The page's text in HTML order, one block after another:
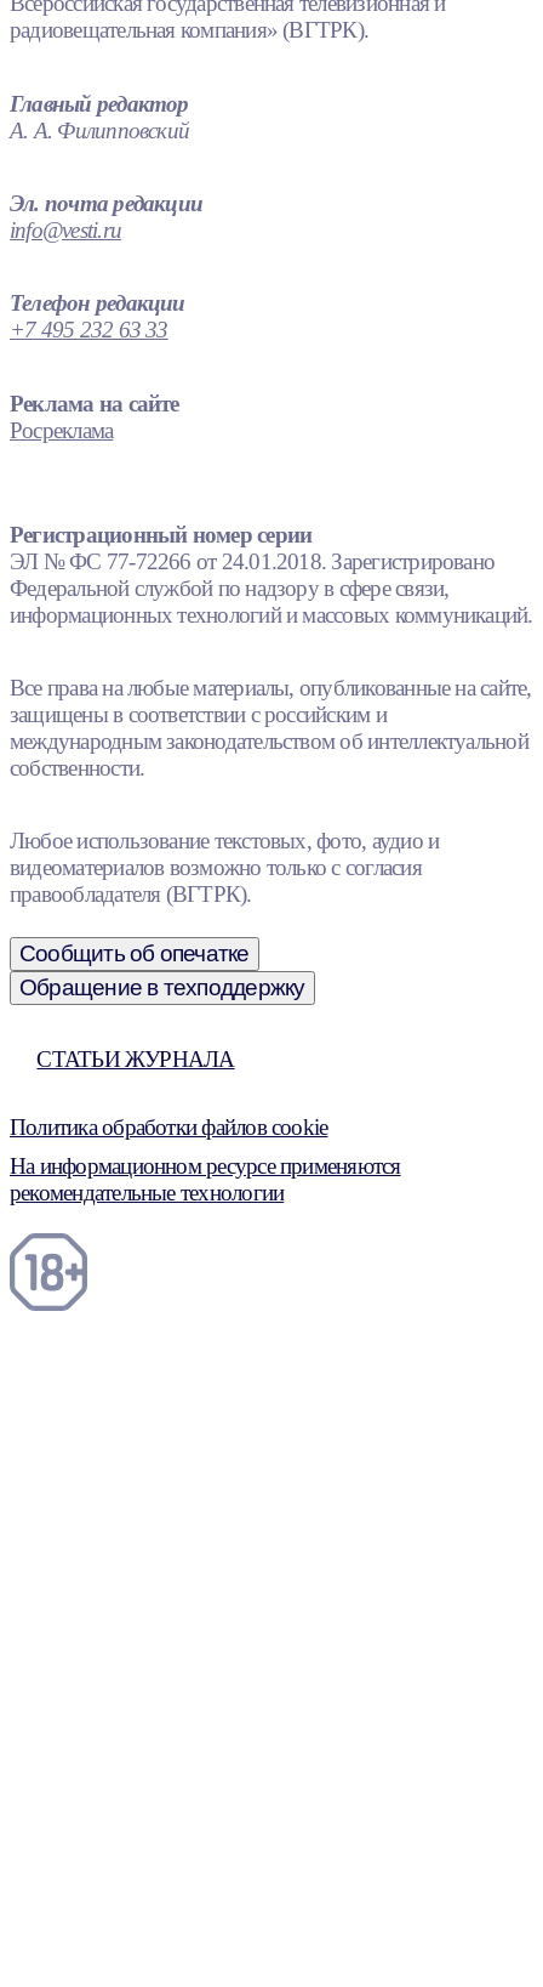
радиовещательная компания» (ВГТРК).
Главный редактор
А. А. Филипповский
Эл. почта редакции
info@vesti.ru
Телефон редакции
+7 495 232 63 33
Реклама на сайте
Росреклама
Регистрационный номер серии
ЭЛ № ФС 77-72266 от 24.01.2018. Зарегистрировано
Федеральной службой по надзору в сфере связи,
информационных технологий и массовых коммуникаций.
Все права на любые материалы, опубликованные на сайте,
защищены в соответствии с российским и
международным законодательством об интеллектуальной
собственности.
Любое использование текстовых, фото, аудио и
видеоматериалов возможно только с согласия
правообладателя (ВГТРК).
Сообщить об опечатке
Обращение в техподдержку
СТАТЬИ ЖУРНАЛА
Политика обработки файлов cookie
На информационном ресурсе применяются
рекомендательные технологии